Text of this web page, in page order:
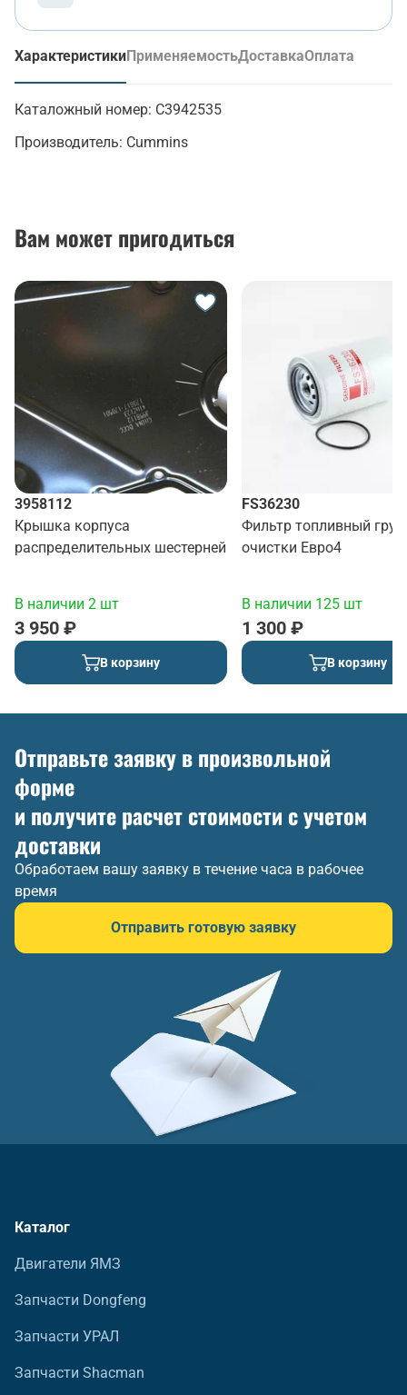
Характеристики
(активная вкладка)
ПрименяемостьДоставкаОплата
Каталожный номер: C3942535
Производитель: Cummins
Вам может пригодиться
3958112
Крышка корпуса
распределительных шестерней
В наличии 2 шт
3 950 ₽
В корзину
FS36230
Фильтр топливный
очистки Евро4
В наличии 125 шт
1 300 ₽
В корзину
Отправьте заявку в произвольной
форме
и получите расчет стоимости с учетом
доставки
Обработаем вашу заявку в течение часа в рабочее
время
Отправить готовую заявку
Каталог
Двигатели ЯМЗ
Запчасти Dongfeng
Запчасти УРАЛ
Запчасти Shacman